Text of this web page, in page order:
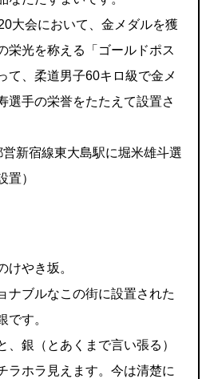
大会において、金メダルを獲
栄光を称える「ゴールドポス
て、柔道男子60キロ級で金メ
選手の栄誉をたたえて設置さ
営新宿線東大島駅に堀米雄斗選
置）
けやき坂。
ナブルなこの街に設置された
です。
、銀（とあくまで言い張る）
ラホラ見えます。今は清楚に